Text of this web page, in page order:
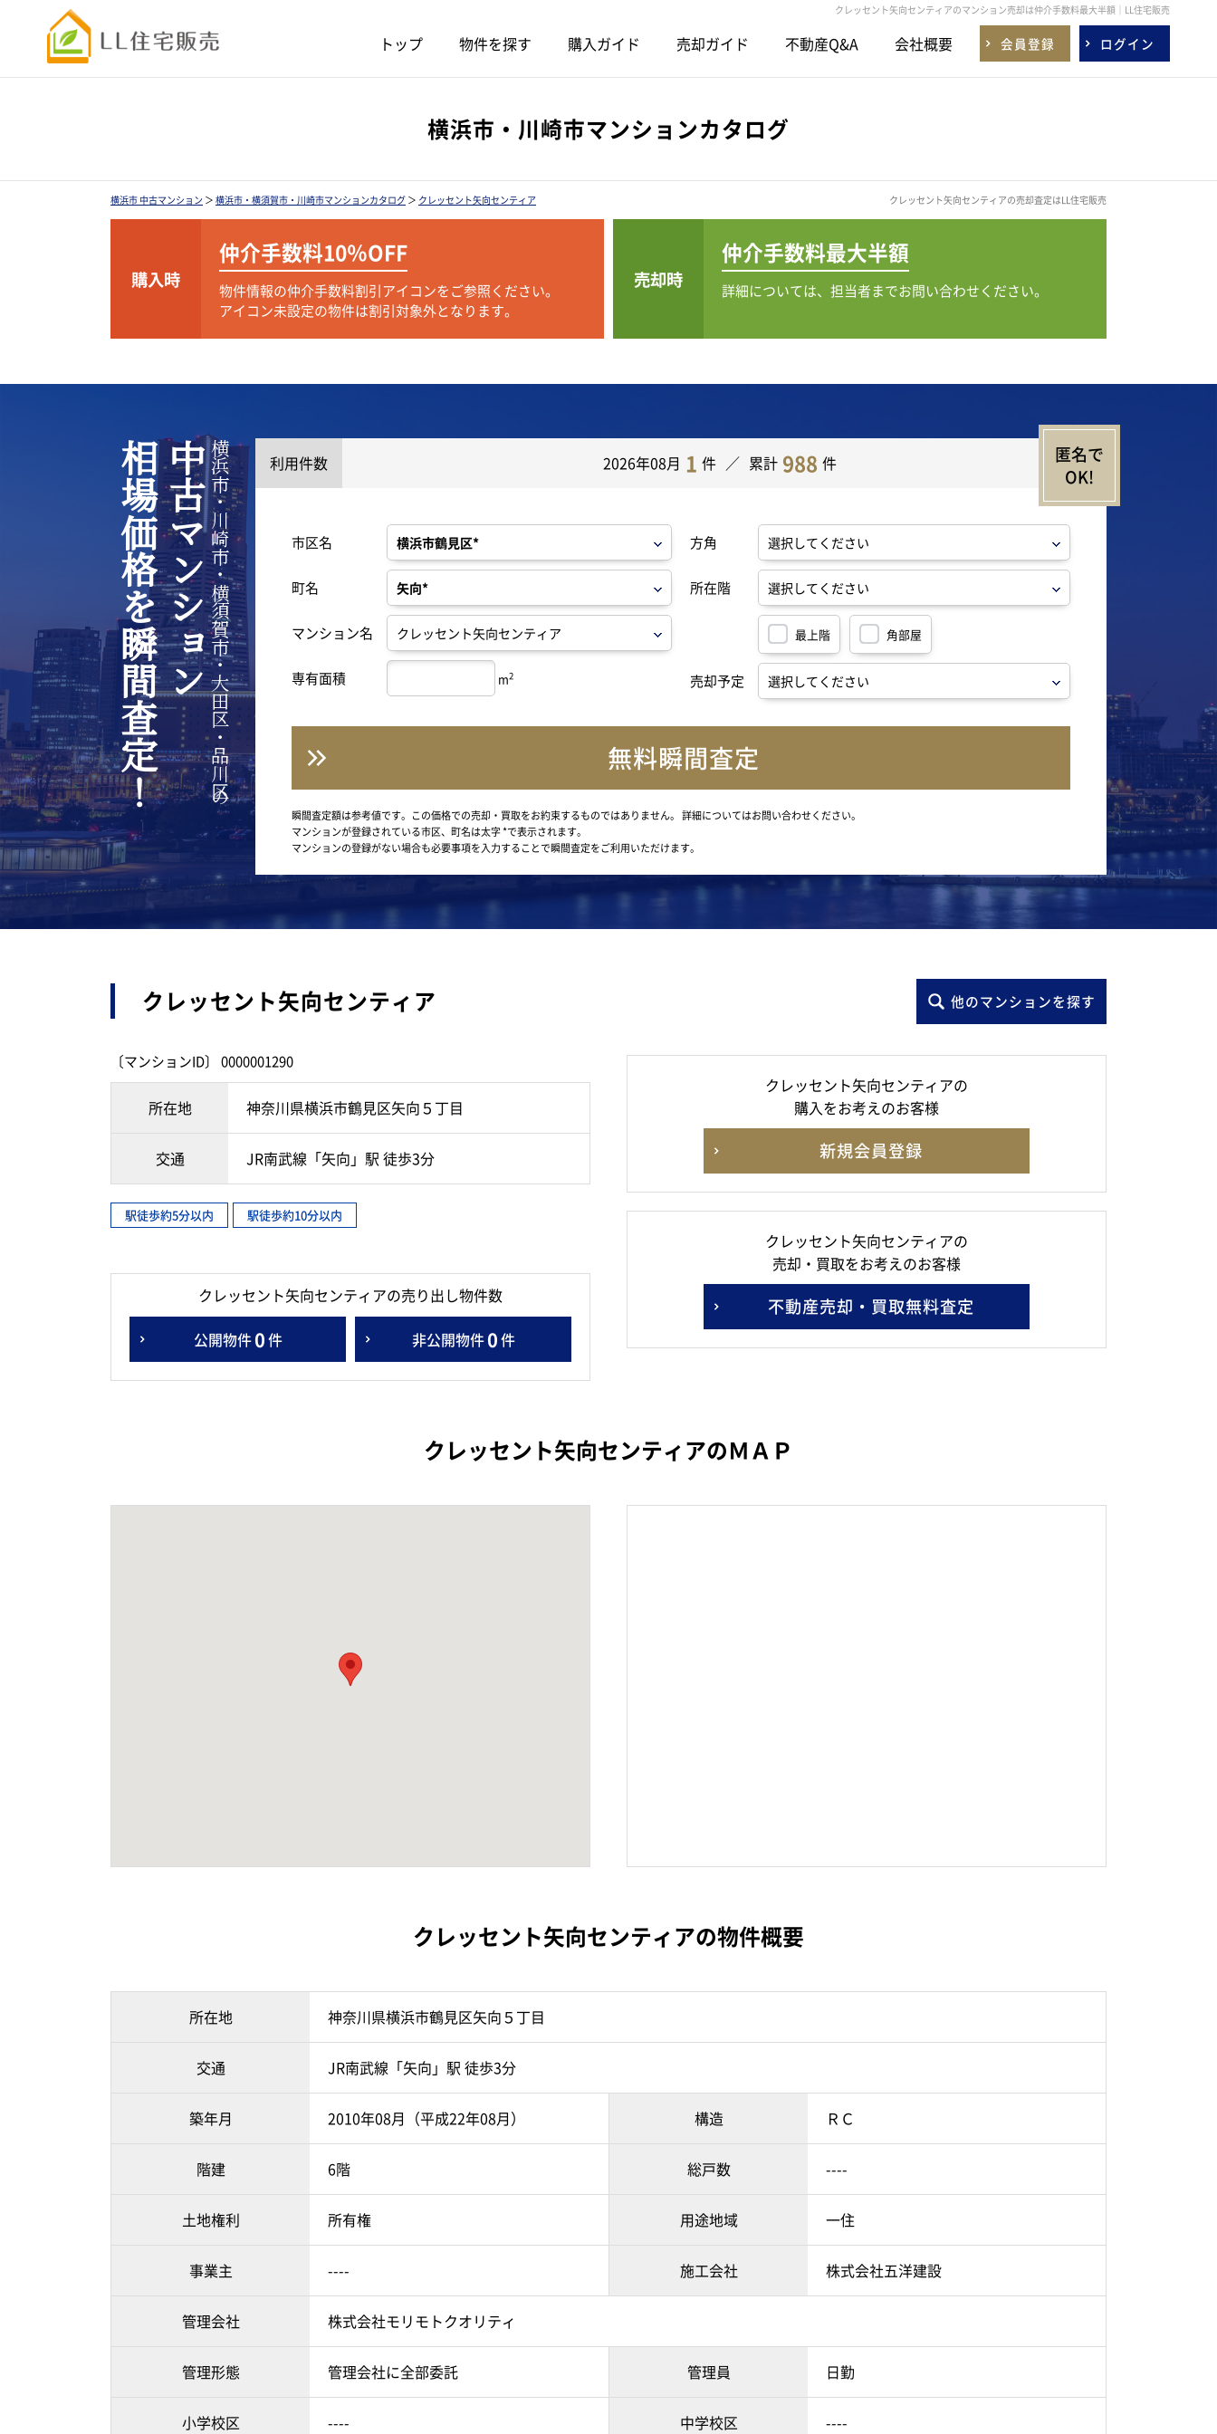
クレッセント矢向センティアのマンション売却は仲介手数料最大半額｜LL住宅販売
トップ 物件を探す 購入ガイド 売却ガイド 不動産Q&A 会社概要 会員登録 ログイン
横浜市・川崎市マンションカタログ
横浜市 中古マンション ＞ 横浜市・横須賀市・川崎市マンションカタログ ＞ クレッセント矢向センティア クレッセント矢向センティアの売却査定はLL住宅販売
購入時
仲介手数料10％OFF
物件情報の仲介手数料割引アイコンをご参照ください。
アイコン未設定の物件は割引対象外となります。
売却時
仲介手数料最大半額
詳細については、担当者までお問い合わせください。
横浜市・川崎市・横須賀市・大田区・品川区の
中古マンション
相場価格を瞬間査定！ 利用件数 2026年08月 1 件 累計 988 件
市区名
町名
マンション名
専有面積 m2
方角
所在階
最上階 角部屋
売却予定
無料瞬間査定
瞬間査定額は参考値です。この価格での売却・買取をお約束するものではありません。 詳細についてはお問い合わせください。
マンションが登録されている市区、町名は太字 *で表示されます。
マンションの登録がない場合も必要事項を入力することで瞬間査定をご利用いただけます。
クレッセント矢向センティア 他のマンションを探す
〔マンションID〕 0000001290
所在地 神奈川県横浜市鶴見区矢向５丁目
交通 JR南武線「矢向」駅 徒歩3分
駅徒歩約5分以内 駅徒歩約10分以内
クレッセント矢向センティアの売り出し物件数
公開物件0件 非公開物件0件
クレッセント矢向センティアの
購入をお考えのお客様
新規会員登録
クレッセント矢向センティアの
売却・買取をお考えのお客様
不動産売却・買取無料査定
クレッセント矢向センティアのＭＡＰ
クレッセント矢向センティアの物件概要
所在地 神奈川県横浜市鶴見区矢向５丁目
交通 JR南武線「矢向」駅 徒歩3分
築年月 2010年08月（平成22年08月） 構造 ＲＣ
階建 6階 総戸数 ----
土地権利 所有権 用途地域 一住
事業主 ---- 施工会社 株式会社五洋建設
管理会社 株式会社モリモトクオリティ
管理形態 管理会社に全部委託 管理員 日勤
小学校区 ---- 中学校区 ----